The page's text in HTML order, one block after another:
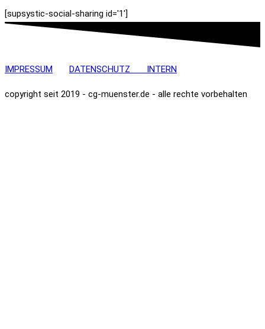
[supsystic-social-sharing id='1']
IMPRESSUM DATENSCHUTZ INTERN
copyright seit 2019 - cg-muenster.de - alle rechte vorbehalten